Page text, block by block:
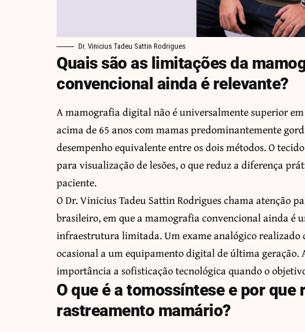
Dr. Vinicius Tadeu Sattin Rodrigues
Quais são as limitações da
convencional ainda é relevante?
A mamografia digital não é universalmente superior
acima de 65 anos com mamas predominantemente
desempenho equivalente entre os dois métodos. O
para visualização de lesões, o que reduz a diferença
paciente.
O Dr. Vinicius Tadeu Sattin Rodrigues chama atenção
brasileiro, em que a mamografia convencional ainda é
infraestrutura limitada. Um exame analógico realizado
ocasional a um equipamento digital de última geração.
importância a sofisticação tecnológica quando o
O que é a tomossíntese e por
rastreamento mamário?